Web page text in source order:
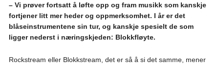
– Vi prøver fortsatt å løfte opp og fram musikk som kanskje
fortjener litt mer heder og oppmerksomhet. I år er det
blåseinstrumentene sin tur, og kanskje spesielt de som
ligger nederst i næringskjeden: Blokkfløyte.
Rockstream eller Blokkstream, det er så å si det samme, mener